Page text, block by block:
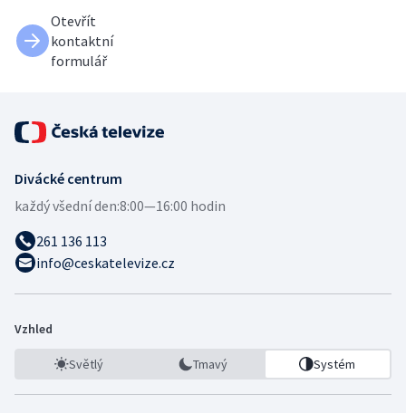
Otevřít
kontaktní
formulář
Divácké centrum
každý všední den:8:00—16:00 hodin
261 136 113
info@ceskatelevize.cz
Vzhled
Světlý Tmavý Systém